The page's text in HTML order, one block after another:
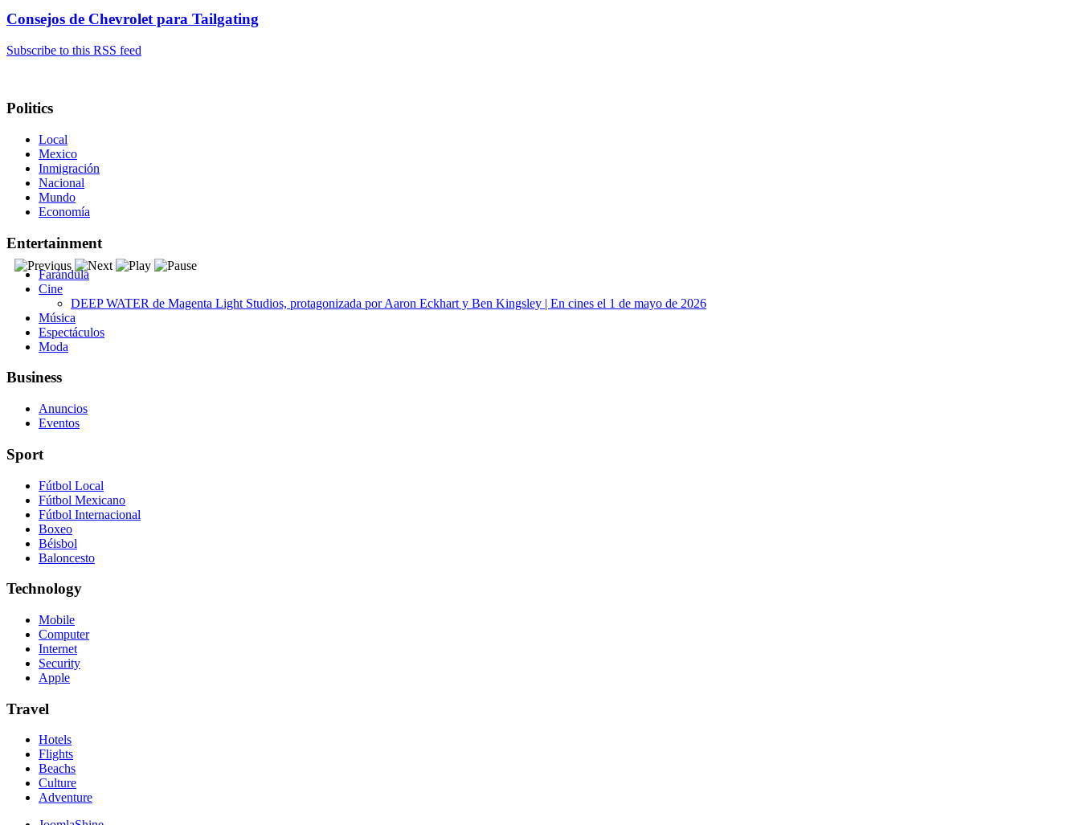
Consejos de Chevrolet para Tailgating
Subscribe to this RSS feed
Politics
Local
Mexico
Inmigración
Nacional
Mundo
Economía
Entertainment
Farándula
Cine
DEEP WATER de Magenta Light Studios, protagonizada por Aaron Eckhart y Ben Kingsley | En cines el 1 de mayo de 2026
Música
Espectáculos
Moda
Business
Anuncios
Eventos
Sport
Fútbol Local
Fútbol Mexicano
Fútbol Internacional
Boxeo
Béisbol
Baloncesto
Technology
Mobile
Computer
Internet
Security
Apple
Travel
Hotels
Flights
Beachs
Culture
Adventure